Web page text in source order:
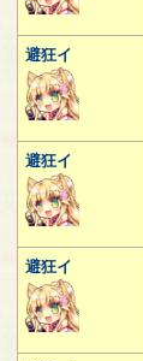
避狂イ
避狂イ
避狂イ